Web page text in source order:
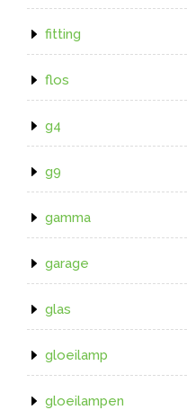
fitting
flos
g4
g9
gamma
garage
glas
gloeilamp
gloeilampen